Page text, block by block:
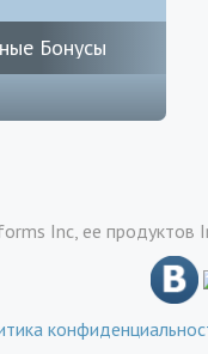
Бонусы
Inc, ее